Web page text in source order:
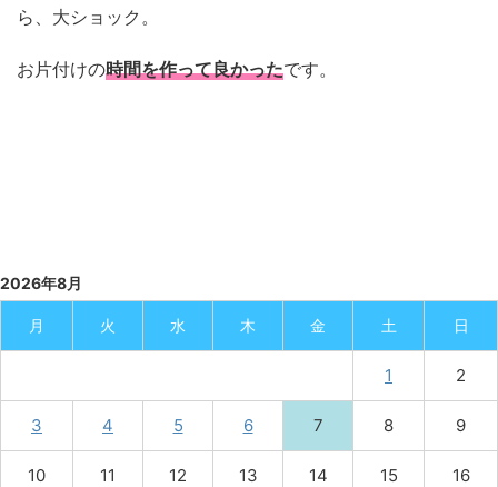
ら、大ショック。
お片付けの時間を作って良かったです。
2026年8月
月 火 水 木 金 土 日
1 2
3 4 5 6 7 8 9
10 11 12 13 14 15 16